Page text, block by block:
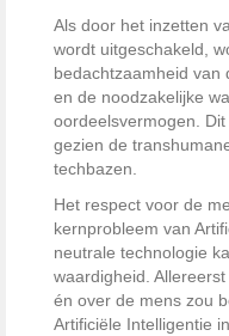
Als door het inzetten
wordt uitgeschakeld,
bedachtzaamheid van
en de noodzakelijke
oordeelsvermogen.
gezien de
techbazen.
Het respect voor de
kernprobleem van
neutrale technologie
waardigheid.
én over de mens zou
Artificiële Intelligentie